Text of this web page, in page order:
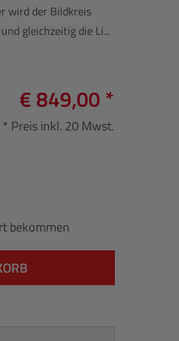
wird der Bildkreis
gleichzeitig die Li...
€ 849,00 *
* Preis inkl. 20 Mwst.
bekommen